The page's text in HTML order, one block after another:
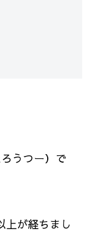
うつー）で
上が経ちまし